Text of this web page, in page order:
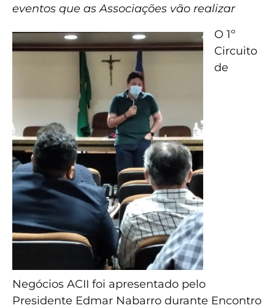
eventos que as Associações vão realizar
O 1º
Circuito
de
Negócios ACII foi apresentado pelo
Presidente Edmar Nabarro durante Encontro